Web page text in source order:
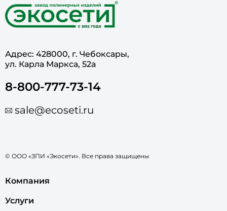
Адрес: 428000, г. Чебоксары,
ул. Карла Маркса, 52а
8-800-777-73-14
sale@ecoseti.ru
© ООО «ЗПИ «Экосети». Все права защищены
Компания
Услуги